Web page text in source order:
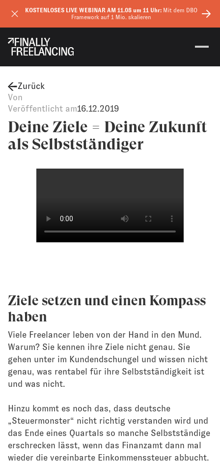
KOSTENLOSES LIVE WEBINAR AM 11.08 um 11 Uhr:Mit dem DBO
Framework auf 1 Mio. skalieren
Zurück
Von
Veröffentlicht am16.12.2019
Deine Ziele = Deine Zukunft
als Selbstständiger
Ziele setzen und einen Kompass
haben
Viele Freelancer leben von der Hand in den Mund.
Warum? Sie kennen ihre Ziele nicht genau. Sie
gehen unter im Kundendschungel und wissen nicht
genau, was rentabel für ihre Selbstständigkeit ist
und was nicht.
Hinzu kommt es noch das, dass deutsche
„Steuermonster“ nicht richtig verstanden wird und
das Ende eines Quartals so manche Selbstständige
erschrecken lässt, wenn das Finanzamt dann mal
wieder die vereinbarte Einkommenssteuer abbucht.